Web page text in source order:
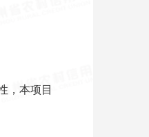
，本项目